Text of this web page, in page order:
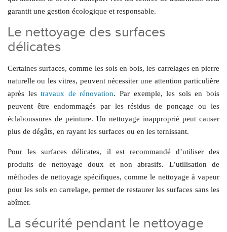
garantit une gestion écologique et responsable.
Le nettoyage des surfaces
délicates
Certaines surfaces, comme les sols en bois, les carrelages en pierre
naturelle ou les vitres, peuvent nécessiter une attention particulière
après lestravaux de rénovation. Par exemple, les sols en bois
peuvent être endommagés par les résidus de ponçage ou les
éclaboussures de peinture. Un nettoyage inapproprié peut causer
plus de dégâts, en rayant les surfaces ou en les ternissant.
Pour les surfaces délicates, il est recommandé d’utiliser des
produits de nettoyage doux et non abrasifs. L’utilisation de
méthodes de nettoyage spécifiques, comme le nettoyage à vapeur
pour les sols en carrelage, permet de restaurer les surfaces sans les
abîmer.
La sécurité pendant le nettoyage